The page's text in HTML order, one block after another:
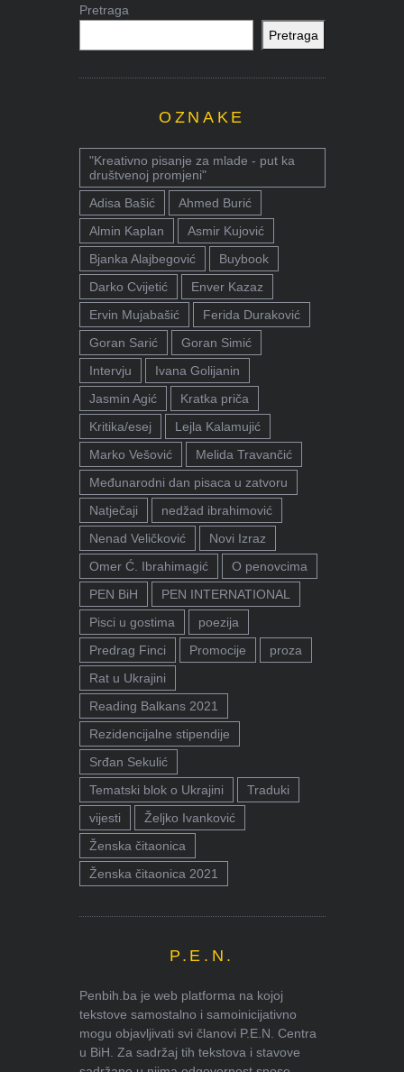
Pretraga
Pretraga
OZNAKE
"Kreativno pisanje za mlade - put ka
društvenoj promjeni"
Adisa Bašić
Ahmed Burić
Almin Kaplan
Asmir Kujović
Bjanka Alajbegović
Buybook
Darko Cvijetić
Enver Kazaz
Ervin Mujabašić
Ferida Duraković
Goran Sarić
Goran Simić
Intervju
Ivana Golijanin
Jasmin Agić
Kratka priča
Kritika/esej
Lejla Kalamujić
Marko Vešović
Melida Travančić
Međunarodni dan pisaca u zatvoru
Natječaji
nedžad ibrahimović
Nenad Veličković
Novi Izraz
Omer Ć. Ibrahimagić
O penovcima
PEN BiH
PEN INTERNATIONAL
Pisci u gostima
poezija
Predrag Finci
Promocije
proza
Rat u Ukrajini
Reading Balkans 2021
Rezidencijalne stipendije
Srđan Sekulić
Tematski blok o Ukrajini
Traduki
vijesti
Željko Ivanković
Ženska čitaonica
Ženska čitaonica 2021
P.E.N.
Penbih.ba je web platforma na kojoj
tekstove samostalno i samoinicijativno
mogu objavljivati svi članovi P.E.N. Centra
u BiH. Za sadržaj tih tekstova i stavove